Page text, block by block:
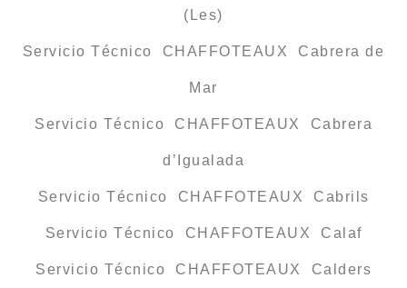
(Les)
Servicio Técnico CHAFFOTEAUX Cabrera de
Mar
Servicio Técnico CHAFFOTEAUX Cabrera
d’Igualada
Servicio Técnico CHAFFOTEAUX Cabrils
Servicio Técnico CHAFFOTEAUX Calaf
Servicio Técnico CHAFFOTEAUX Calders